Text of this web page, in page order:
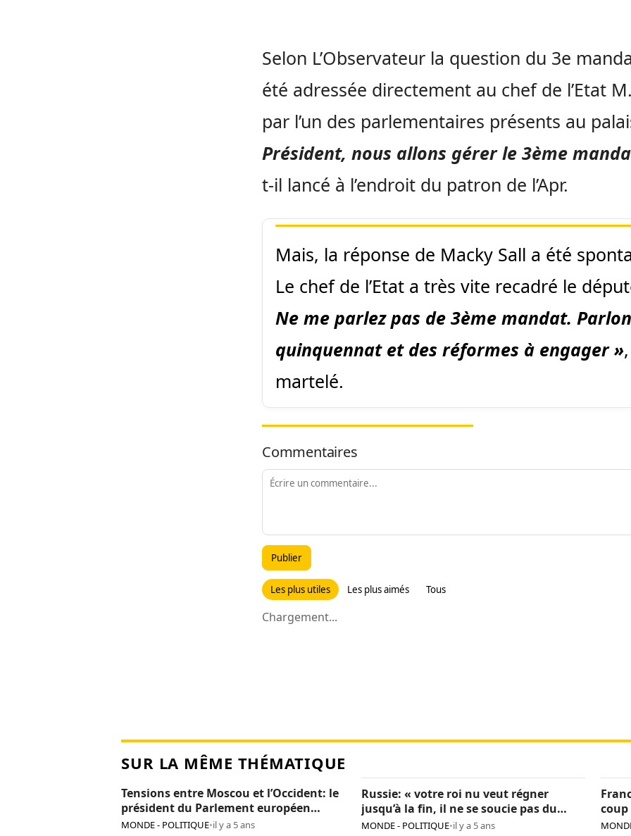
Selon L’Observateur la question du 3e
été adressée directement au chef de l’Etat
par l’un des parlementaires présents au
Président, nous allons gérer le 3ème
t-il lancé à l’endroit du patron de l’Apr.
Mais, la réponse de Macky Sall a été
Le chef de l’Etat a très vite recadré le
Ne me parlez pas de 3ème mandat.
quinquennat et des réformes à engager »
martelé.
Commentaires
Publier
Les plus utiles Les plus aimés Tous
Chargement...
SUR LA MÊME THÉMATIQUE
Tensions entre Moscou et l’Occident: le
président du Parlement européen
persona non grata en Russie
MONDE - POLITIQUE•il y a 5 ans
Russie: « votre roi nu veut régner
jusqu’à la fin, il ne se soucie pas du
pays », Navalny critique encore Poutine
MONDE - POLITIQUE•il y a 5 ans
coup